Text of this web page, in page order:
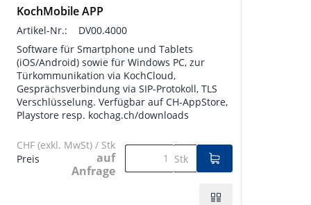
KochMobile APP
Artikel-Nr.:
DV00.4000
Software für Smartphone und Tablets
(iOS/Android) sowie für Windows PC, zur
Türkommunikation via KochCloud,
Gesprächsverbindung via SIP-Protokoll, TLS
Verschlüsselung. Verfügbar auf CH-AppStore,
Playstore resp. kochag.ch/downloads
CHF (exkl. MwSt) / Stk
Preis
auf
Anfrage
Stk